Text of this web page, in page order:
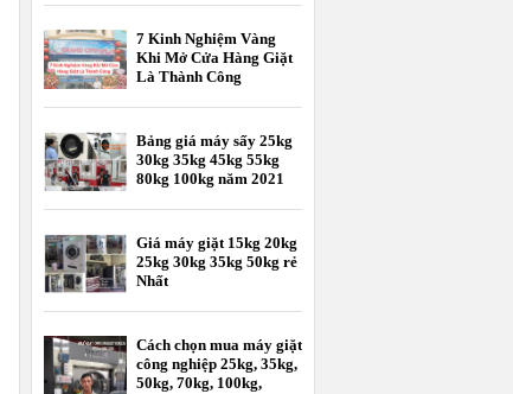
7 Kinh Nghiệm Vàng
Khi Mở Cửa Hàng Giặt
Là Thành Công
Bảng giá máy sấy 25kg
30kg 35kg 45kg 55kg
80kg 100kg năm 2021
Giá máy giặt 15kg 20kg
25kg 30kg 35kg 50kg rẻ
Nhất
Cách chọn mua máy giặt
công nghiệp 25kg, 35kg,
50kg, 70kg, 100kg,